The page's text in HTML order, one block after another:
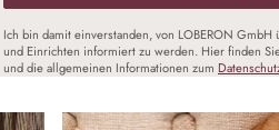
Ich bin damit einverstanden, von LOBERON
und Einrichten informiert zu werden. Hier finden
und die allgemeinen Informationen zum